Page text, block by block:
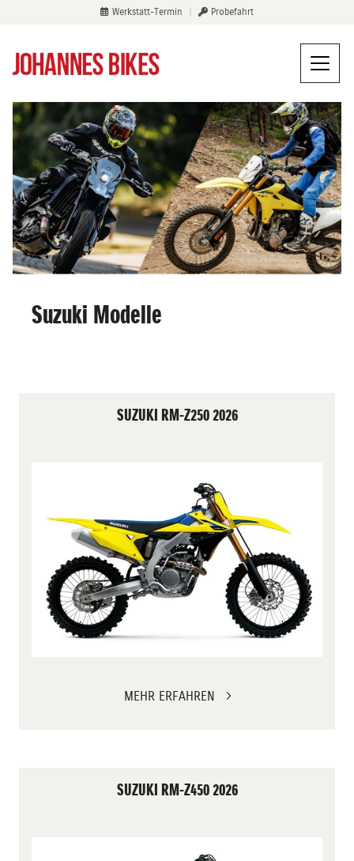
Werkstatt-Termin Probefahrt
Suzuki Modelle
SUZUKI RM-Z250 2026
MEHR ERFAHREN
SUZUKI RM-Z450 2026